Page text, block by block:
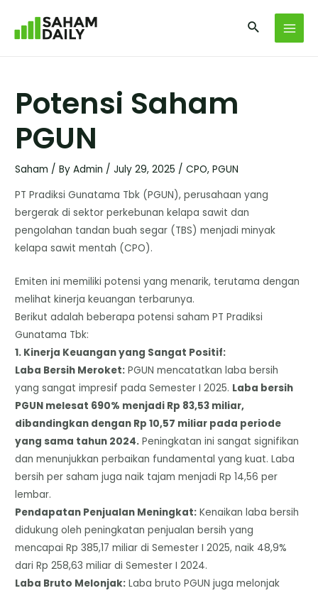
Potensi Saham
PGUN
Saham / ByAdmin /July 29, 2025 /CPO,PGUN
PT Pradiksi Gunatama Tbk (PGUN), perusahaan yang
bergerak di sektor perkebunan kelapa sawit dan
pengolahan tandan buah segar (TBS) menjadi minyak
kelapa sawit mentah (CPO).
Emiten ini memiliki potensi yang menarik, terutama dengan
melihat kinerja keuangan terbarunya.
​Berikut adalah beberapa potensi saham PT Pradiksi
Gunatama Tbk:
​1. Kinerja Keuangan yang Sangat Positif:
​Laba Bersih Meroket: PGUN mencatatkan laba bersih
yang sangat impresif pada Semester I 2025. Laba bersih
PGUN melesat 690% menjadi Rp 83,53 miliar,
dibandingkan dengan Rp 10,57 miliar pada periode
yang sama tahun 2024. Peningkatan ini sangat signifikan
dan menunjukkan perbaikan fundamental yang kuat. Laba
bersih per saham juga naik tajam menjadi Rp 14,56 per
lembar.
​Pendapatan Penjualan Meningkat: Kenaikan laba bersih
didukung oleh peningkatan penjualan bersih yang
mencapai Rp 385,17 miliar di Semester I 2025, naik 48,9%
dari Rp 258,63 miliar di Semester I 2024.
​Laba Bruto Melonjak: Laba bruto PGUN juga melonjak